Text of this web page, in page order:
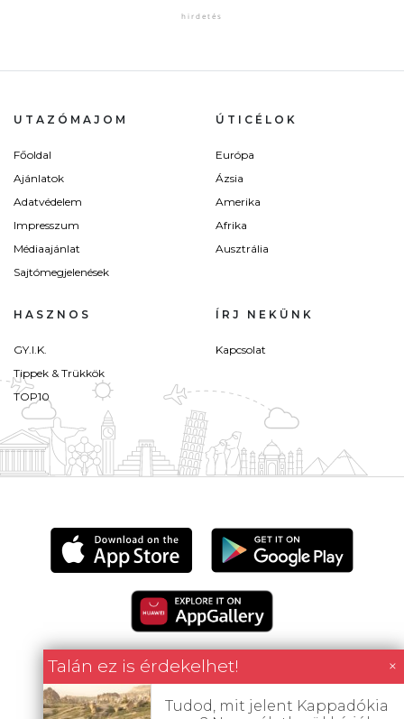
Talán ez is érdekelhet! ×
Tudod, mit jelent Kappadókia
UTAZÓMAJOM
Főoldal
Ajánlatok
Adatvédelem
Impresszum
Médiaajánlat
Sajtómegjelenések
ÚTICÉLOK
Európa
Ázsia
Amerika
Afrika
Ausztrália
HASZNOS
GY.I.K.
Tippek & Trükkök
TOP10
ÍRJ NEKÜNK
Kapcsolat
Minden tartalom jogvédett © 2026 Utazómajom.